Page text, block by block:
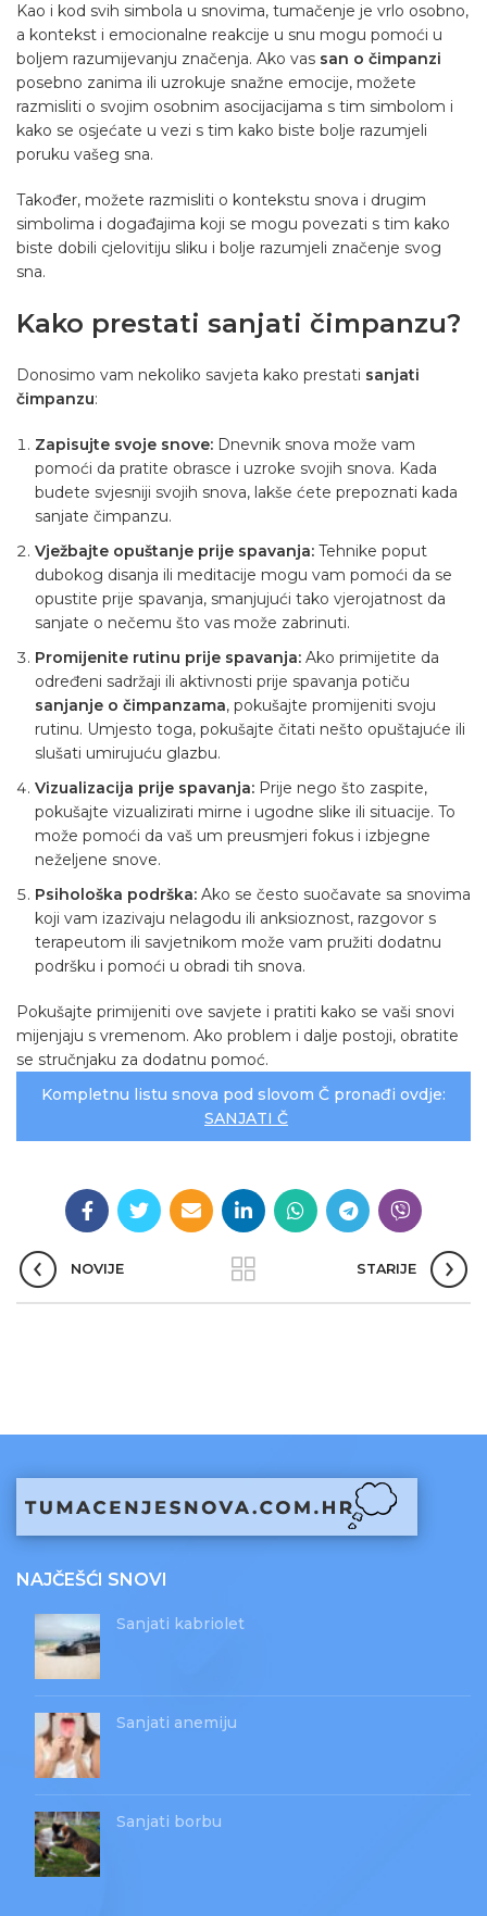
Kao i kod svih simbola u snovima, tumačenje je vrlo osobno,
a kontekst i emocionalne reakcije u snu mogu pomoći u
boljem razumijevanju značenja. Ako vas san o čimpanzi
posebno zanima ili uzrokuje snažne emocije, možete
razmisliti o svojim osobnim asocijacijama s tim simbolom i
kako se osjećate u vezi s tim kako biste bolje razumjeli
poruku vašeg sna.
Također, možete razmisliti o kontekstu snova i drugim
simbolima i događajima koji se mogu povezati s tim kako
biste dobili cjelovitiju sliku i bolje razumjeli značenje svog
sna.
Kako prestati sanjati čimpanzu?
Donosimo vam nekoliko savjeta kako prestati sanjati
čimpanzu:
Zapisujte svoje snove: Dnevnik snova može vam
pomoći da pratite obrasce i uzroke svojih snova. Kada
budete svjesniji svojih snova, lakše ćete prepoznati kada
sanjate čimpanzu.
Vježbajte opuštanje prije spavanja: Tehnike poput
dubokog disanja ili meditacije mogu vam pomoći da se
opustite prije spavanja, smanjujući tako vjerojatnost da
sanjate o nečemu što vas može zabrinuti.
Promijenite rutinu prije spavanja: Ako primijetite da
određeni sadržaji ili aktivnosti prije spavanja potiču
sanjanje o čimpanzama, pokušajte promijeniti svoju
rutinu. Umjesto toga, pokušajte čitati nešto opuštajuće ili
slušati umirujuću glazbu.
Vizualizacija prije spavanja: Prije nego što zaspite,
pokušajte vizualizirati mirne i ugodne slike ili situacije. To
može pomoći da vaš um preusmjeri fokus i izbjegne
neželjene snove.
Psihološka podrška: Ako se često suočavate sa snovima
koji vam izazivaju nelagodu ili anksioznost, razgovor s
terapeutom ili savjetnikom može vam pružiti dodatnu
podršku i pomoći u obradi tih snova.
Pokušajte primijeniti ove savjete i pratiti kako se vaši snovi
mijenjaju s vremenom. Ako problem i dalje postoji, obratite
se stručnjaku za dodatnu pomoć.
Kompletnu listu snova pod slovom Č pronađi ovdje:
SANJATI Č
NOVIJE STARIJE
NAJČEŠĆI SNOVI
Sanjati kabriolet
Sanjati anemiju
Sanjati borbu